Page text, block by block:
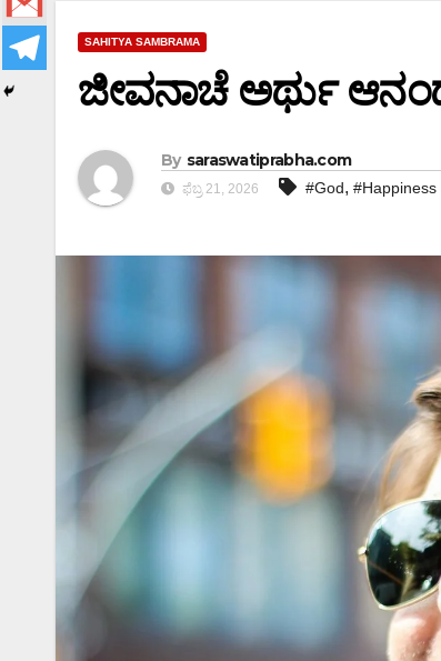
SAHITYA SAMBRAMA
ಜೀವನಾಚೆ ಅರ್ಥು
By saraswatiprabha.com
ಫೆಬ್ರ 21, 2026 #God,